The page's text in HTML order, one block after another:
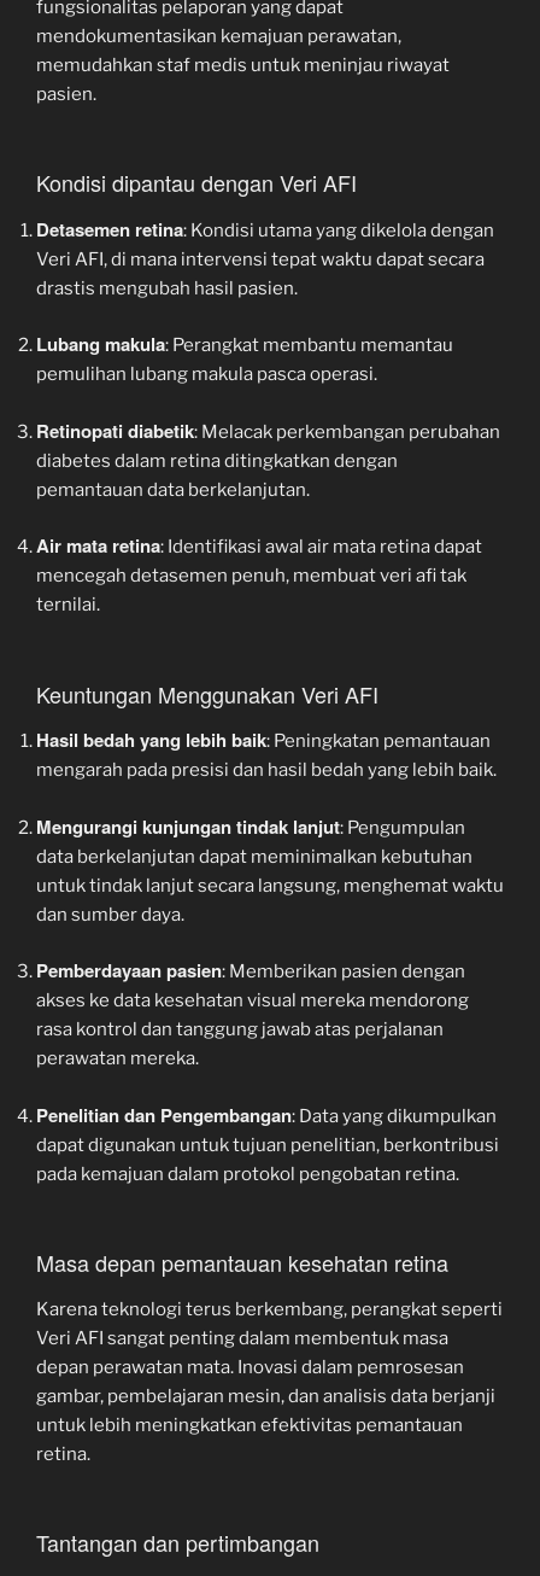
fungsionalitas pelaporan yang dapat
mendokumentasikan kemajuan perawatan,
memudahkan staf medis untuk meninjau riwayat
pasien.
Kondisi dipantau dengan Veri AFI
Detasemen retina: Kondisi utama yang dikelola dengan
Veri AFI, di mana intervensi tepat waktu dapat secara
drastis mengubah hasil pasien.
Lubang makula: Perangkat membantu memantau
pemulihan lubang makula pasca operasi.
Retinopati diabetik: Melacak perkembangan perubahan
diabetes dalam retina ditingkatkan dengan
pemantauan data berkelanjutan.
Air mata retina: Identifikasi awal air mata retina dapat
mencegah detasemen penuh, membuat veri afi tak
ternilai.
Keuntungan Menggunakan Veri AFI
Hasil bedah yang lebih baik: Peningkatan pemantauan
mengarah pada presisi dan hasil bedah yang lebih baik.
Mengurangi kunjungan tindak lanjut: Pengumpulan
data berkelanjutan dapat meminimalkan kebutuhan
untuk tindak lanjut secara langsung, menghemat waktu
dan sumber daya.
Pemberdayaan pasien: Memberikan pasien dengan
akses ke data kesehatan visual mereka mendorong
rasa kontrol dan tanggung jawab atas perjalanan
perawatan mereka.
Penelitian dan Pengembangan: Data yang dikumpulkan
dapat digunakan untuk tujuan penelitian, berkontribusi
pada kemajuan dalam protokol pengobatan retina.
Masa depan pemantauan kesehatan retina
Karena teknologi terus berkembang, perangkat seperti
Veri AFI sangat penting dalam membentuk masa
depan perawatan mata. Inovasi dalam pemrosesan
gambar, pembelajaran mesin, dan analisis data berjanji
untuk lebih meningkatkan efektivitas pemantauan
retina.
Tantangan dan pertimbangan